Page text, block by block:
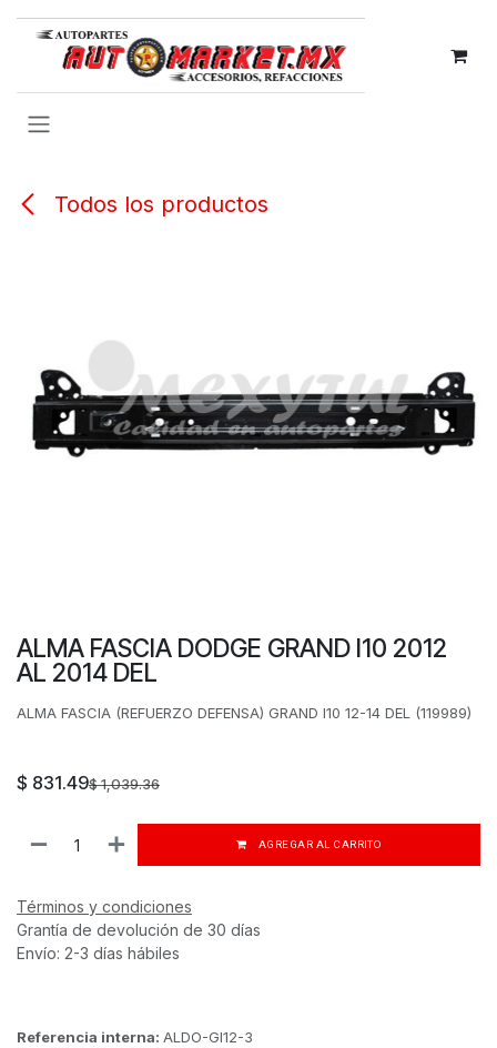
Todos los productos
ALMA FASCIA DODGE GRAND I10 2012
AL 2014 DEL
ALMA FASCIA (REFUERZO DEFENSA) GRAND I10 12-14 DEL (119989)
$ 831.49$1,039.36
AGREGAR AL CARRITO
Términos y condiciones
Grantía de devolución de 30 días
Envío: 2-3 días hábiles
Referencia interna: ALDO-GI12-3